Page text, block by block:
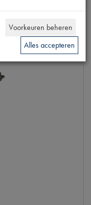
Voorkeuren beheren
Alles accepteren